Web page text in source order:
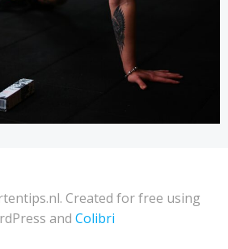
Created for free using
and Colibri